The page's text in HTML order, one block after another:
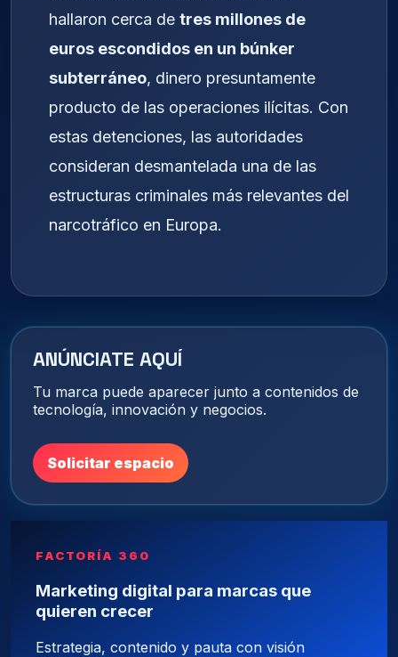
hallaron cerca de tres millones de
euros escondidos en un búnker
subterráneo, dinero presuntamente
producto de las operaciones ilícitas. Con
estas detenciones, las autoridades
consideran desmantelada una de las
estructuras criminales más relevantes del
narcotráfico en Europa.
ANÚNCIATE AQUÍ
Tu marca puede aparecer junto a contenidos de
tecnología, innovación y negocios.
Solicitar espacio
FACTORÍA 360
Marketing digital para marcas que
quieren crecer
Estrategia, contenido y pauta con visión